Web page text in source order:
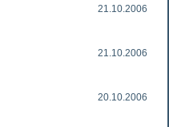
21.10.2006
21.10.2006
20.10.2006